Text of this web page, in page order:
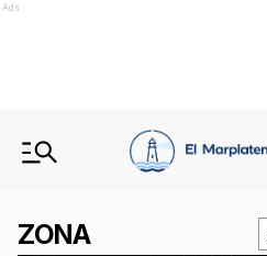
Ads
ZONA